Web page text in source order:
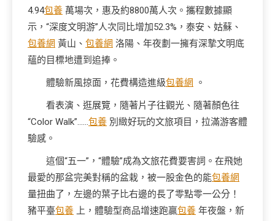
4.94包養 萬場次，惠及約8800萬人次。攜程數據顯
示，“深度文明游”人次同比增加52.3%，泰安、姑蘇、
包養網 黃山、 包養網 洛陽、年夜劃一擁有深摯文明底
蘊的目標地遭到追捧。
體驗新風掠面，花費構造進級包養網 。
看表演、逛展覽，隨著片子往觀光、隨著顏色往
“Color Walk”……包養 別緻好玩的文旅項目，拉滿游客體
驗感。
這個“五一”，“體驗”成為文旅花費要害詞。在飛她
最愛的那盆完美對稱的盆栽，被一股金色的能包養網
量扭曲了，左邊的葉子比右邊的長了零點零一公分！
豬平臺包養 上，體驗型商品增速跑贏包養 年夜盤，新